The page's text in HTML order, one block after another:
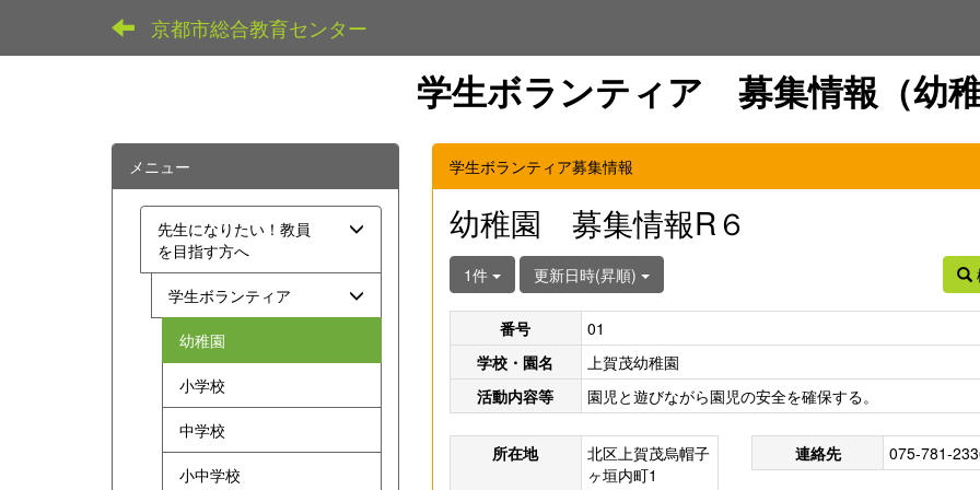
京都市総合教育センター
学生ボランティア 募集情報（幼
学生ボランティア募集情報
幼稚園 募集情報R６
1件 更新日時(昇順)
番号
01
学校・園名
上賀茂幼稚園
活動内容等
園児と遊びながら園児の安全を確保する。
所在地
北区上賀茂烏帽子
ヶ垣内町1
連絡先 075-781-
メニュー
先生になりたい！教員
を目指す方へ
学生ボランティア
幼稚園
小学校
中学校
小中学校